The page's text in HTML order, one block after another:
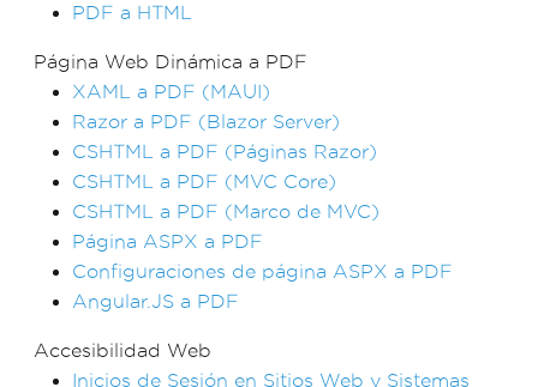
PDF a HTML
Página Web Dinámica a PDF
XAML a PDF (MAUI)
Razor a PDF (Blazor Server)
CSHTML a PDF (Páginas Razor)
CSHTML a PDF (MVC Core)
CSHTML a PDF (Marco de MVC)
Página ASPX a PDF
Configuraciones de página ASPX a PDF
Angular.JS a PDF
Accesibilidad Web
Inicios de Sesión en Sitios Web y Sistemas